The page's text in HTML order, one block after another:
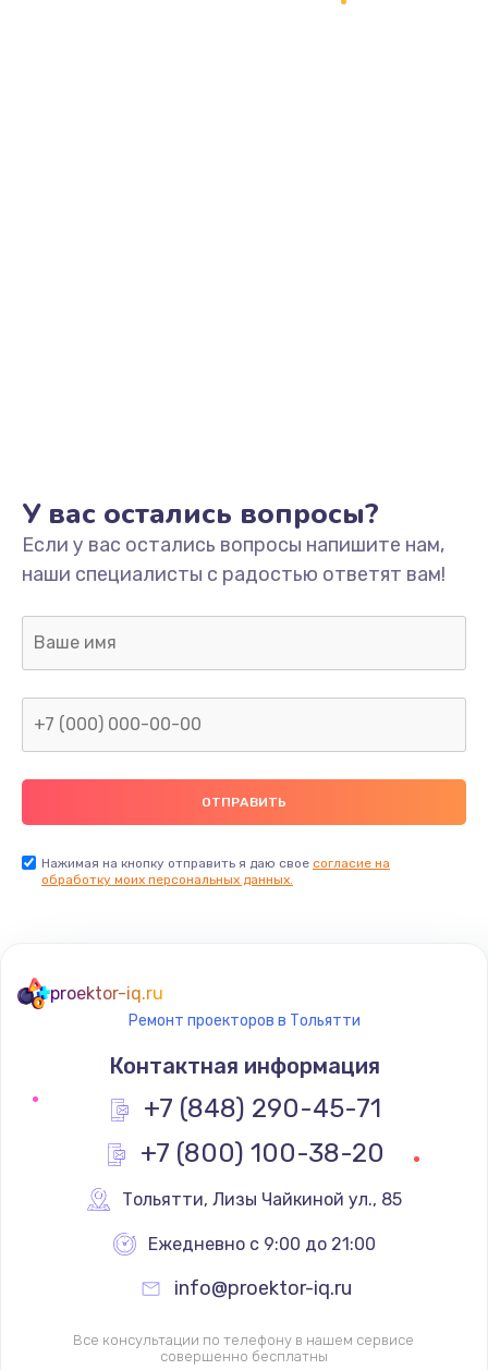
У вас остались вопросы?
Если у вас остались вопросы напишите нам,
наши специалисты с радостью ответят вам!
Нажимая на кнопку отправить я даю свое согласие на
обработку моих персональных данных.
proektor-iq.ru
Ремонт проекторов в Тольятти
Контактная информация
+7 (848) 290-45-71
+7 (800) 100-38-20
Тольятти, Лизы Чайкиной ул., 85
Ежедневно с 9:00 до 21:00
info@proektor-iq.ru
Все консультации по телефону в нашем сервисе
совершенно бесплатны